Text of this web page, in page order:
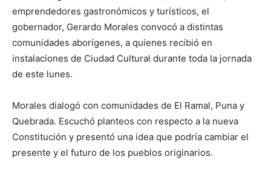
emprendedores gastronómicos y turísticos, el
gobernador, Gerardo Morales convocó a distintas
comunidades aborígenes, a quienes recibió en
instalaciones de Ciudad Cultural durante toda la jornada
de este lunes.
Morales dialogó con comunidades de El Ramal, Puna y
Quebrada. Escuchó planteos con respecto a la nueva
Constitución y presentó una idea que podría cambiar el
presente y el futuro de los pueblos originarios.